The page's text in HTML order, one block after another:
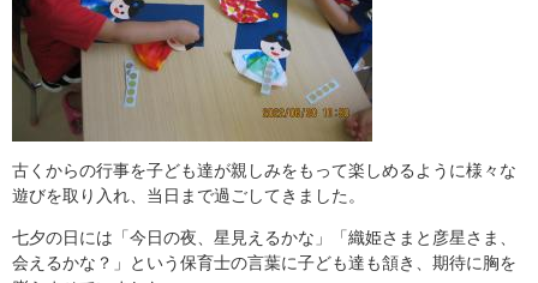
古くからの行事を子ども達が親しみをもって楽しめるように様々な
遊びを取り入れ、当日まで過ごしてきました。
七夕の日には「今日の夜、星見えるかな」「織姫さまと彦星さま、
会えるかな？」という保育士の言葉に子ども達も頷き、期待に胸を